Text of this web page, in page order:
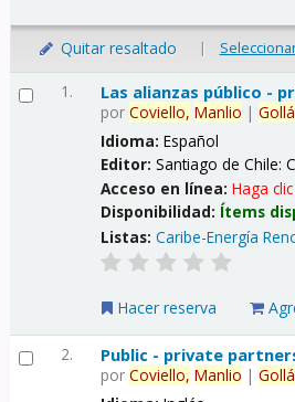
Quitar resaltado |
1. Las alianzas público -
porCoviello, Manlio |
Idioma:Español
Editor:Santiago de Chile:
Acceso en línea:Haga
Disponibilidad: Ítems
Listas: Caribe-Energía
Hacer reserva
2. Public - private
porCoviello, Manlio |